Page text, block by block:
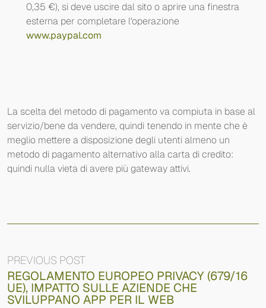
0,35 €), si deve uscire dal sito o aprire una finestra
esterna per completare l'operazione
www.paypal.com
La scelta del metodo di pagamento va compiuta in base al
servizio/bene da vendere, quindi tenendo in mente che è
meglio mettere a disposizione degli utenti almeno un
metodo di pagamento alternativo alla carta di credito:
quindi nulla vieta di avere più gateway attivi.
PREVIOUS POST
REGOLAMENTO EUROPEO PRIVACY (679/16
UE), IMPATTO SULLE AZIENDE CHE
SVILUPPANO APP PER IL WEB